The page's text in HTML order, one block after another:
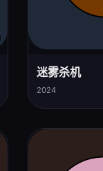
迷雾杀机
2024